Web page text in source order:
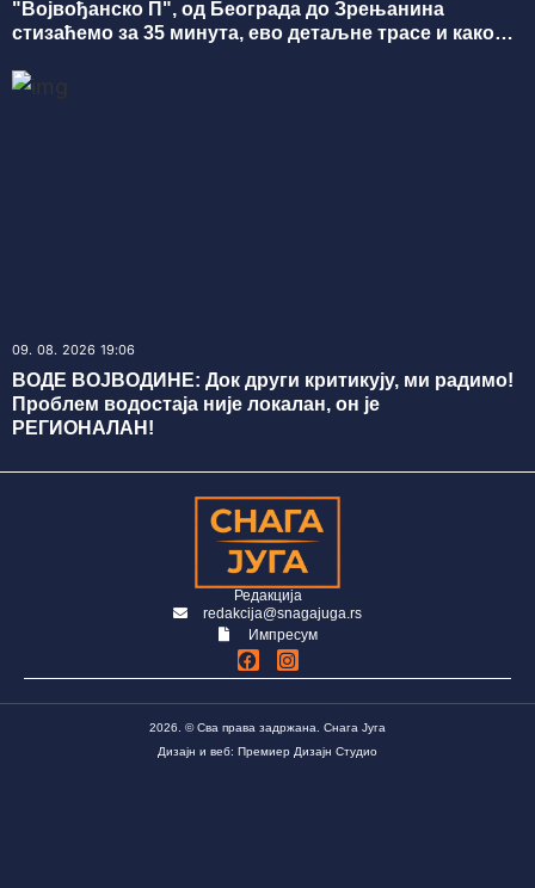
"Војвођанско П", од Београда до Зрењанина
стизаћемо за 35 минута, ево детаљне трасе и како
09. 08. 2026 19:06
ВОДЕ ВОЈВОДИНЕ: Док други критикују, ми радимо!
Проблем водостаја није локалан, он је
РЕГИОНАЛАН!
Редакција
redakcija@snagajuga.rs
Импресум
2026. © Сва права задржана. Снага Југа
Дизајн и веб: Премиер Дизајн Студио